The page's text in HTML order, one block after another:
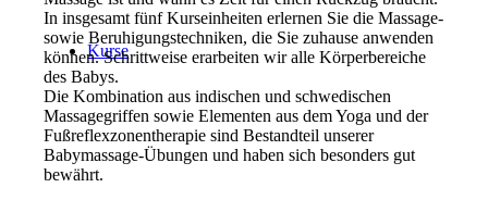
Kurse
In insgesamt fünf Kurseinheiten erlernen Sie die Massage-
sowie Beruhigungstechniken, die Sie zuhause anwenden
können. Schrittweise erarbeiten wir alle Körperbereiche
des Babys.
Die Kombination aus indischen und schwedischen
Massagegriffen sowie Elementen aus dem Yoga und der
Fußreflexzonentherapie sind Bestandteil unserer
Babymassage-Übungen und haben sich besonders gut
bewährt.